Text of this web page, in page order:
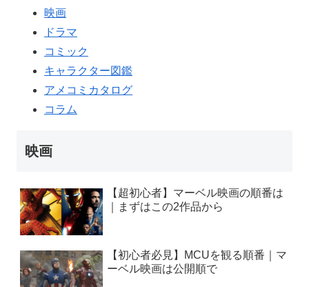
映画
ドラマ
コミック
キャラクター図鑑
アメコミカタログ
コラム
映画
【超初心者】マーベル映画の順番は
｜まずはこの2作品から
【初心者必見】MCUを観る順番｜マ
ーベル映画は公開順で